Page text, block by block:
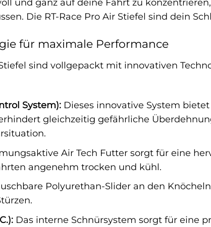
und ganz auf deine Fahrt zu
Die RT-Race Pro Air Stiefel sind dein
für maximale Performance
Stiefel sind vollgepackt mit innovativen
System):Dieses innovative System
gleichzeitig gefährliche
Air Tech Futter sorgt für eine
angenehm trocken und kühl.
Polyurethan-Slider an den
Das interne Schnürsystem sorgt für eine